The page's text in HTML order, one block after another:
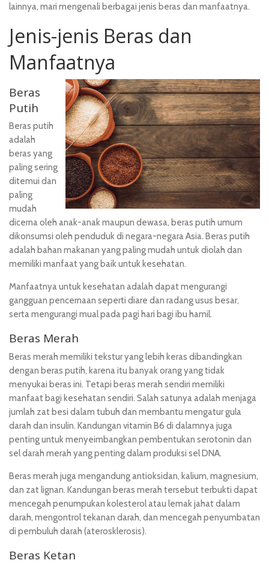
lainnya, mari mengenali berbagai jenis beras dan manfaatnya.
Jenis-jenis Beras dan
Manfaatnya
Beras
Putih
Beras putih
adalah
beras yang
paling sering
ditemui dan
paling
mudah
dicerna oleh anak-anak maupun dewasa, beras putih umum
dikonsumsi oleh penduduk di negara-negara Asia. Beras putih
adalah bahan makanan yang paling mudah untuk diolah dan
memiliki manfaat yang baik untuk kesehatan.
Manfaatnya untuk kesehatan adalah dapat mengurangi
gangguan pencernaan seperti diare dan radang usus besar,
serta mengurangi mual pada pagi hari bagi ibu hamil.
Beras Merah
Beras merah memiliki tekstur yang lebih keras dibandingkan
dengan beras putih, karena itu banyak orang yang tidak
menyukai beras ini. Tetapi beras merah sendiri memiliki
manfaat bagi kesehatan sendiri. Salah satunya adalah menjaga
jumlah zat besi dalam tubuh dan membantu mengatur gula
darah dan insulin. Kandungan vitamin B6 di dalamnya juga
penting untuk menyeimbangkan pembentukan serotonin dan
sel darah merah yang penting dalam produksi sel DNA.
Beras merah juga mengandung antioksidan, kalium, magnesium,
dan zat lignan. Kandungan beras merah tersebut terbukti dapat
mencegah penumpukan kolesterol atau lemak jahat dalam
darah, mengontrol tekanan darah, dan mencegah penyumbatan
di pembuluh darah (aterosklerosis).
Beras Ketan